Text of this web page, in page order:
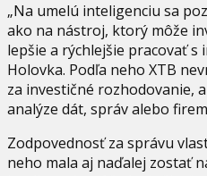
„Na umelú inteligenciu sa
ako na nástroj, ktorý môže
lepšie a rýchlejšie pracovať s
Holovka. Podľa neho XTB
za investičné rozhodovanie,
analýze dát, správ alebo
Zodpovednosť za správu
neho mala aj naďalej zostať